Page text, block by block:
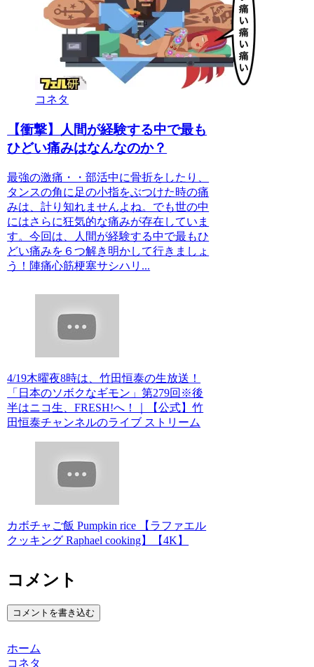
コネタ
【衝撃】人間が経験する中で最も
ひどい痛みはなんなのか？
最強の激痛・・部活中に骨折をしたり、
タンスの角に足の小指をぶつけた時の痛
みは、計り知れませんよね。でも世の中
にはさらに狂気的な痛みが存在していま
す。今回は、人間が経験する中で最もひ
どい痛みを６つ解き明かして行きましょ
う！陣痛心筋梗塞サシハリ...
4/19木曜夜8時は、竹田恒泰の生放送！
「日本のソボクなギモン」第279回※後
半はニコ生、FRESH!へ！｜【公式】竹
田恒泰チャンネルのライブ ストリーム
カボチャご飯 Pumpkin rice 【ラファエル
クッキング Raphael cooking】【4K】
コメント
コメントを書き込む
ホーム
コネタ